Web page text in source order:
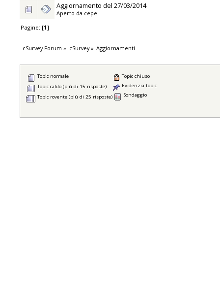
Aggiornamento del 27/03/2014
Aperto da cepe
Pagine: [1]
cSurvey Forum » cSurvey» Aggiornamenti
Topic normale
Topic caldo (più di 15 risposte)
Topic rovente (più di 25 risposte)
Topic chiuso
Evidenzia topic
Sondaggio